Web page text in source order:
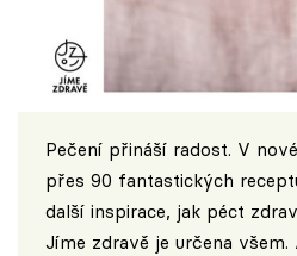
Pečení přináší radost. V
přes 90 fantastických
další inspirace, jak péct
Jíme zdravě je určena všem.